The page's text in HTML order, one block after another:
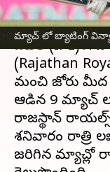
మ్యాచ్​ లో బ్యాటింగ్​
ఈ వార్తాకథనం ఏంటి
ఐపీఎల్
(Rajathan
మంచి జోరు మీద
ఆడిన 9 మ్యాచ్
రాజస్థాన్ రాయల్స్
శనివారం రాత్రి
జరిగిన మ్యాచ్లో